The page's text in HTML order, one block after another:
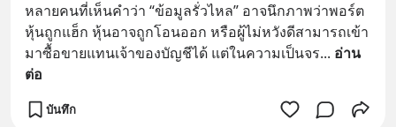
หลายคนที่เห็นคำว่า “ข้อมูลรั่วไหล” อาจนึกภาพว่าพอร์ต
หุ้นถูกแฮ็ก หุ้นอาจถูกโอนออก หรือผู้ไม่หวังดีสามารถเข้า
มาซื้อขายแทนเจ้าของบัญชีได้ แต่ในความเป็นจร... อ่าน
ต่อ
บันทึก